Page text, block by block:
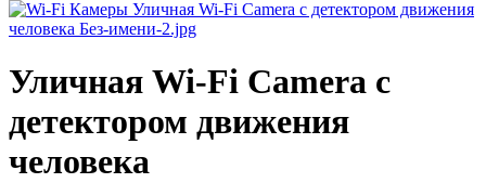
Уличная Wi-Fi Camera с
детектором движения
человека